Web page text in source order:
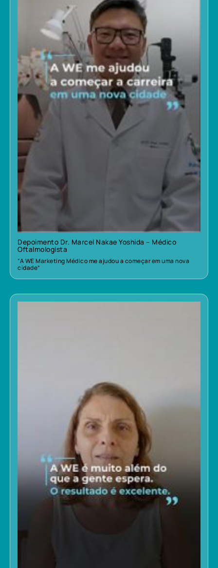
Depoimento Dr. Marcel Nakae Yoshida – Médico
Oftalmologista
“A WE Marketing Médico me ajudou a começar em uma nova
cidade”